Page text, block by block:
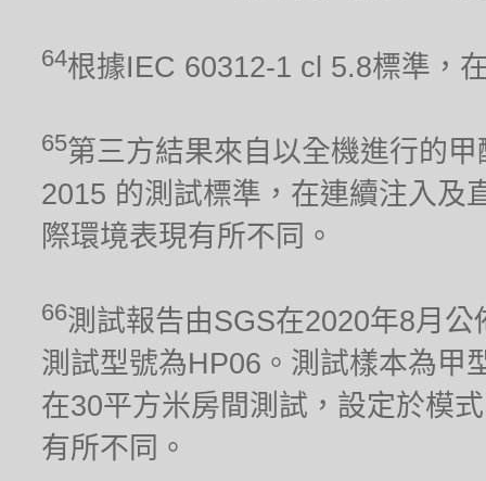
64根據IEC 60312-1 cl 5.8標準，
65第三方結果來自以全機進行的
2015 的測試標準，在連續注入及
際環境表現有所不同。
66測試報告由SGS在2020年8月
測試型號為HP06。測試樣本為甲
在30平方米房間測試，設定於模
有所不同。